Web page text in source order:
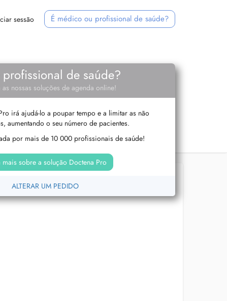
sessão É médico ou profissional de saúde?
profissional de saúde?
as nossas soluções de agenda online!
irá ajudá-lo a poupar tempo e a limitar as não
aumentando o seu número de pacientes.
por mais de 10 000 profissionais de saúde!
mais sobre a solução Doctena Pro
ALTERAR UM PEDIDO